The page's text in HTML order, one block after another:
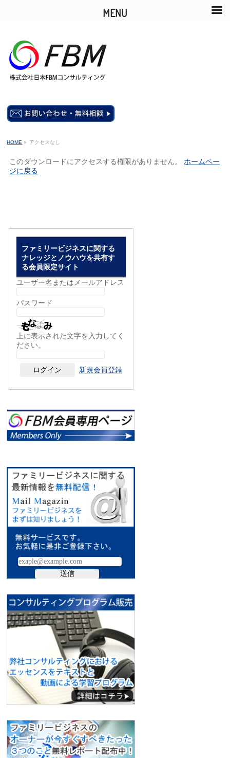
HOME » アクセスなし
このダウンロードにアクセスする権限がありません。ホームペー
ジに戻る
ファミリービジネスに関する
ナレッジとノウハウを共有す
る会員限定サイト
ユーザー名またはメールアドレス
パスワード
上に表示された文字を入力してく
ださい。
新規会員登録
MENU